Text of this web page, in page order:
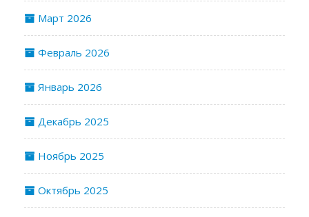
Март 2026
Февраль 2026
Январь 2026
Декабрь 2025
Ноябрь 2025
Октябрь 2025